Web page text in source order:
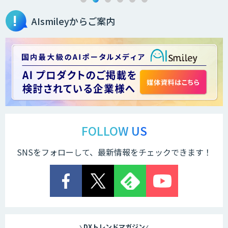
Brain Plus for Sales
データ分析/AI開発/コンサルティング
STORM Platform
AIsmileyからご案内
FOLLOW US
SNSをフォローして、最新情報をチェックできます！